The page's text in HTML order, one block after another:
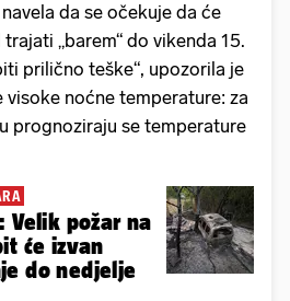
da se očekuje da će
„barem“ do vikenda 15.
prilično teške“, upozorila je
visoke noćne temperature: za
prognoziraju se temperature
Velik požar na
će izvan
do nedjelje